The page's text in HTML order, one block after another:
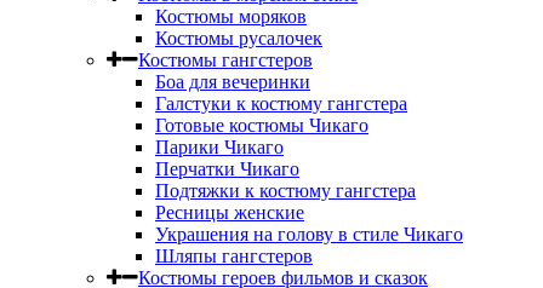
Костюмы моряков
Костюмы русалочек
Костюмы гангстеров
Боа для вечеринки
Галстуки к костюму гангстера
Готовые костюмы Чикаго
Парики Чикаго
Перчатки Чикаго
Подтяжки к костюму гангстера
Ресницы женские
Украшения на голову в стиле Чикаго
Шляпы гангстеров
Костюмы героев фильмов и сказок